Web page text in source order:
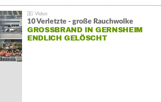
10 Verletzte - große Rauchwolke
GROSSBRAND IN GERNSHEIM E
NDLICH GELÖSCHT